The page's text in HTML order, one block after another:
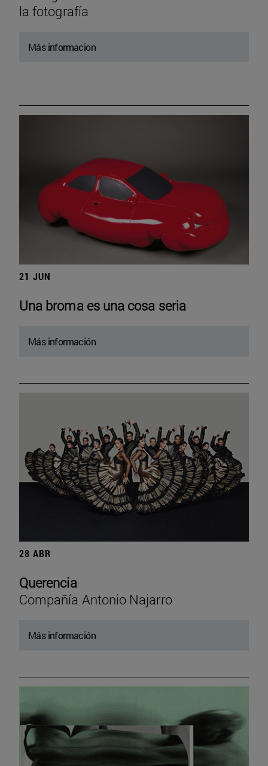
la fotografía
Más informacion
21 JUN
Una broma es una cosa seria
Más información
28 ABR
Querencia
Compañía Antonio Najarro
Más información